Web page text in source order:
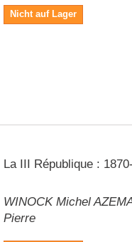
Nicht auf Lager
La III République :
WINOCK Michel
Pierre